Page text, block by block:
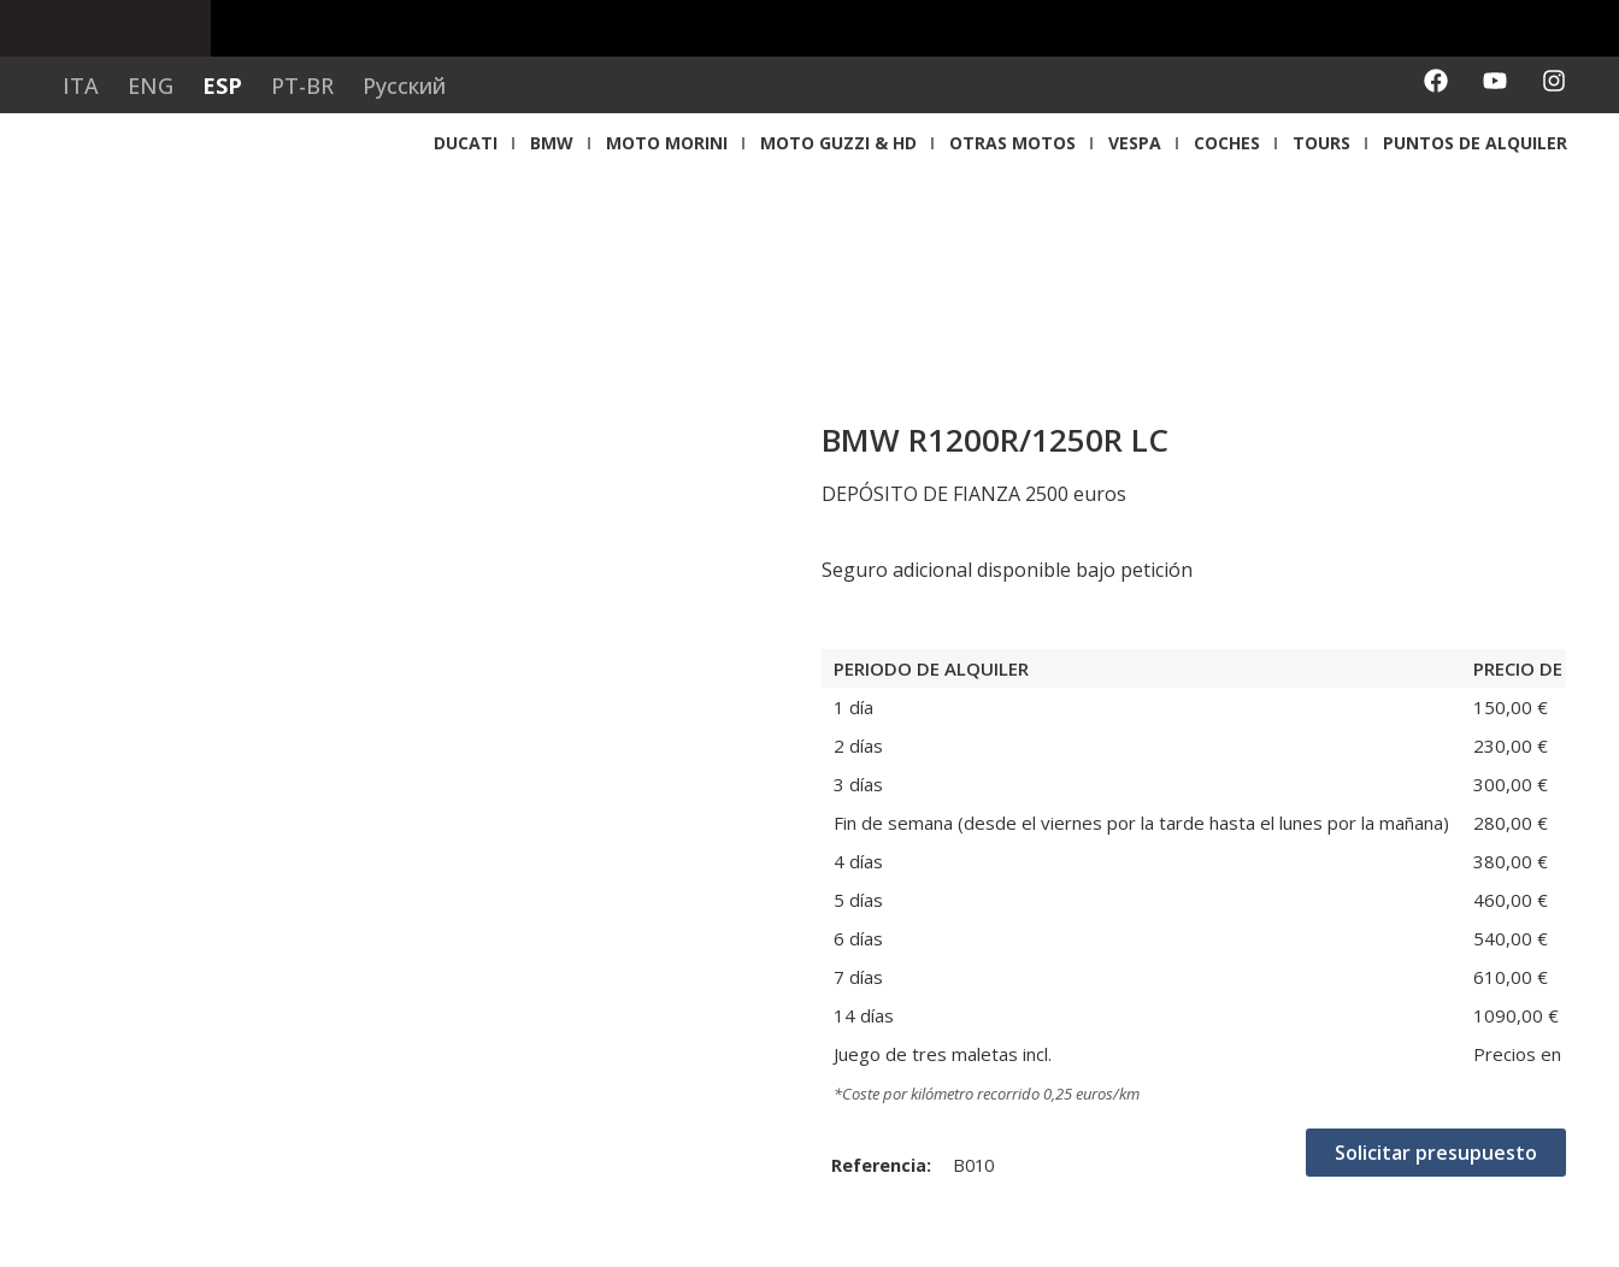
ITA ENG ESP PT-BR Русский
DUCATI BMW MOTO MORINI MOTO GUZZI & HD OTRAS MOTOS VESPA COCHES TOURS PUNTOS DE ALQUILER
BMW R1200R/1250R LC
DEPÓSITO DE FIANZA 2500 euros
Seguro adicional disponible bajo petición
PERIODO DE ALQUILER
PRECIO DE
1 día
150,00 €
2 días
230,00 €
3 días
300,00 €
Fin de semana (desde el viernes por la tarde hasta el lunes por la mañana)
280,00 €
4 días
380,00 €
5 días
460,00 €
6 días
540,00 €
7 días
610,00 €
14 días
1090,00 €
Juego de tres maletas incl.
Precios en
*Coste por kilómetro recorrido 0,25 euros/km
Referencia: B010 Solicitar presupuesto